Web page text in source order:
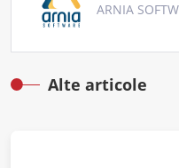
ARNIA
Alte articole